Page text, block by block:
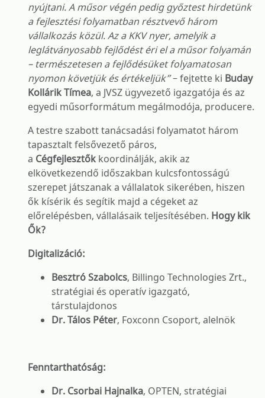
nyújtani. A műsor végén pedig győztest hirdetünk
a fejlesztési folyamatban résztvevő három
vállalkozás közül. Az a KKV nyer, amelyik a
leglátványosabb fejlődést éri el a műsor folyamán
– természetesen a fejlődésüket folyamatosan
nyomon követjük és értékeljük”– fejtette ki Buday
Kollárik Tímea, a JVSZ ügyvezető igazgatója és az
egyedi műsorformátum megálmodója, producere.
A testre szabott tanácsadási folyamatot három
tapasztalt felsővezető páros,
a Cégfejlesztők koordinálják, akik az
elkövetkezendő időszakban kulcsfontosságú
szerepet játszanak a vállalatok sikerében, hiszen
ők kísérik és segítik majd a cégeket az
előrelépésben, vállalásaik teljesítésében. Hogy kik
Ők?
Digitalizáció:
Besztró Szabolcs, Billingo Technologies Zrt.,
stratégiai és operatív igazgató,
társtulajdonos
Dr. Tálos Péter, Foxconn Csoport, alelnök
Fenntarthatóság:
Dr. Csorbai Hajnalka, OPTEN, stratégiai